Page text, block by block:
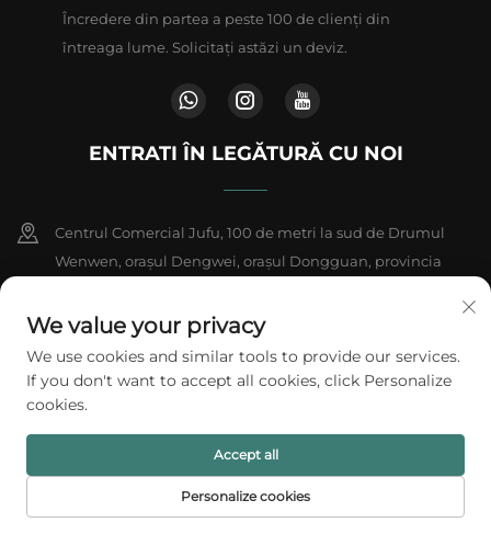
Încredere din partea a peste 100 de clienți din
întreaga lume. Solicitați astăzi un deviz.
ENTRATI ÎN LEGĂTURĂ CU NOI
Centrul Comercial Jufu, 100 de metri la sud de Drumul
Wenwen, orașul Dengwei, orașul Dongguan, provincia
+86-18802602550
[email protected]
Drepturi de autor © 2026 A1 Packing Co., Ltd. Toate drepturile
rezervate. Politica de confidențialitate
We value your privacy
We use cookies and similar tools to provide our services.
If you don't want to accept all cookies, click Personalize
cookies.
Personalize cookies
Accept all